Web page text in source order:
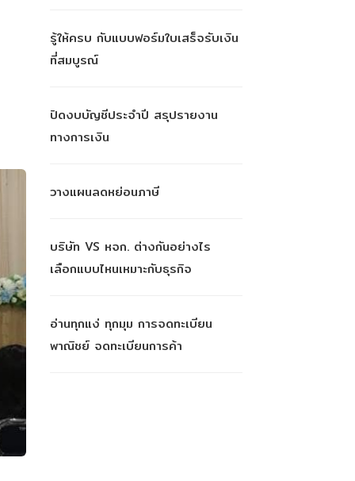
รู้ให้ครบ กับแบบฟอร์มใบเสร็จรับเงิน
ที่สมบูรณ์
ปิดงบบัญชีประจำปี สรุปรายงาน
ทางการเงิน
วางแผนลดหย่อนภาษี
บริษัท VS หจก. ต่างกันอย่างไร
เลือกแบบไหนเหมาะกับธุรกิจ
อ่านทุกแง่ ทุกมุม การจดทะเบียน
พาณิชย์ จดทะเบียนการค้า